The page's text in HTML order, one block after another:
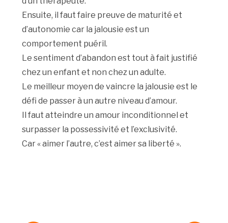
Ensuite, il faut faire preuve de maturité et
d’autonomie car la jalousie est un
comportement puéril.
Le sentiment d’abandon est tout à fait justifié
chez un enfant et non chez un adulte.
Le meilleur moyen de vaincre la jalousie est le
défi de passer à un autre niveau d’amour.
Il faut atteindre un amour inconditionnel et
surpasser la possessivité et l’exclusivité.
Car « aimer l’autre, c’est aimer sa liberté ».